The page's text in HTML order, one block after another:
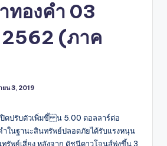
ทองคำ 03
2562 (ภาค
ยน 3, 2019
ปรับตัวเพิ่มขึ้ น 5.00 ดอลลาร์ต่อ
ในฐานะสินทรัพย์ปลอดภัยได้รับแรงหนุน
รัพย์เสี่ยง หลังจาก ดัชนีดาวโจนส์พุ่งขึ้น 3